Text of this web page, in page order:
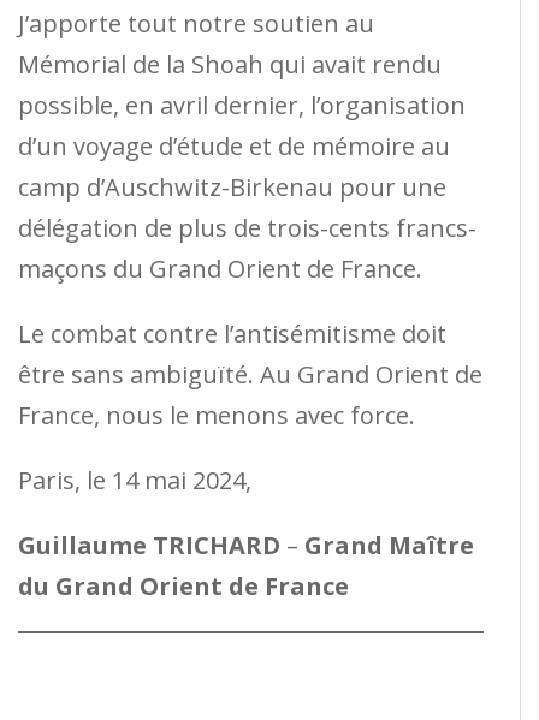
J’apporte tout notre soutien au
Mémorial de la Shoah qui avait rendu
possible, en avril dernier, l’organisation
d’un voyage d’étude et de mémoire au
camp d’Auschwitz-Birkenau pour une
délégation de plus de trois-cents francs-
maçons du Grand Orient de France.
Le combat contre l’antisémitisme doit
être sans ambiguïté. Au Grand Orient de
France, nous le menons avec force.
Paris, le 14 mai 2024,
Guillaume TRICHARD – Grand Maître
du Grand Orient de France